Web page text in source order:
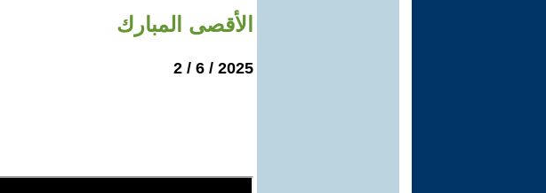
الأقصى المبارك
2025 / 6 / 2